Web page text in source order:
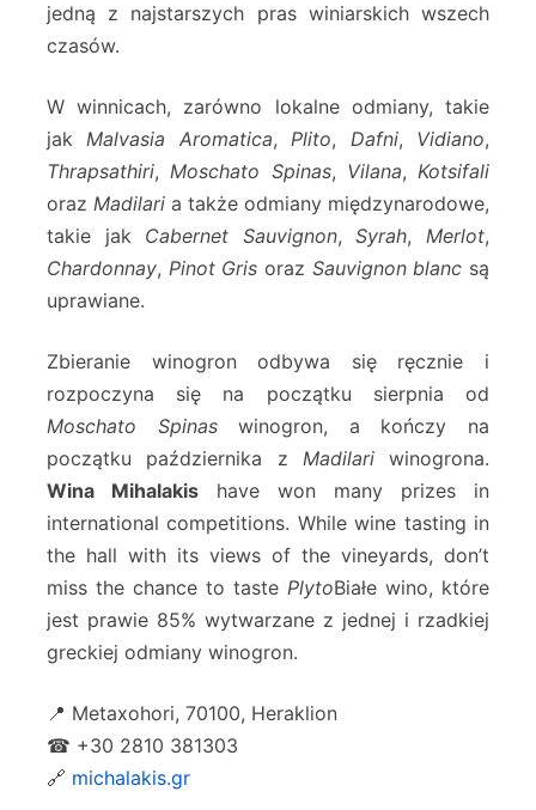
jedną z najstarszych pras winiarskich wszech
czasów.
W winnicach, zarówno lokalne odmiany, takie
jakMalvasia Aromatica,Plito, Dafni, Vidiano,
Thrapsathiri,Moschato Spinas, Vilana, Kotsifali
oraz Madilari a także odmiany międzynarodowe,
takie jak Cabernet Sauvignon,Syrah,Merlot,
Chardonnay, Pinot Gris oraz Sauvignon blanc są
uprawiane.
Zbieranie winogron odbywa się ręcznie i
rozpoczyna się na początku sierpnia od
Moschato Spinaswinogron, a kończy na
początku października z Madilariwinogrona.
Wina Mihalakis have won many prizes in
international competitions. While wine tasting in
the hall with its views of the vineyards, don’t
miss the chance to taste PlytoBiałe wino, które
jest prawie 85% wytwarzane z jednej i rzadkiej
greckiej odmiany winogron.
📍 Metaxohori, 70100, Heraklion
☎ +30 2810 381303
🔗 michalakis.gr